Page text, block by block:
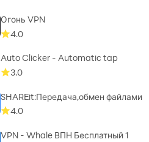
Огонь VPN
4.0
Auto Clicker - Automatic tap
3.0
SHAREit:Передача,обмен файлами
4.0
VPN - Whale ВПН Бесплатный 1